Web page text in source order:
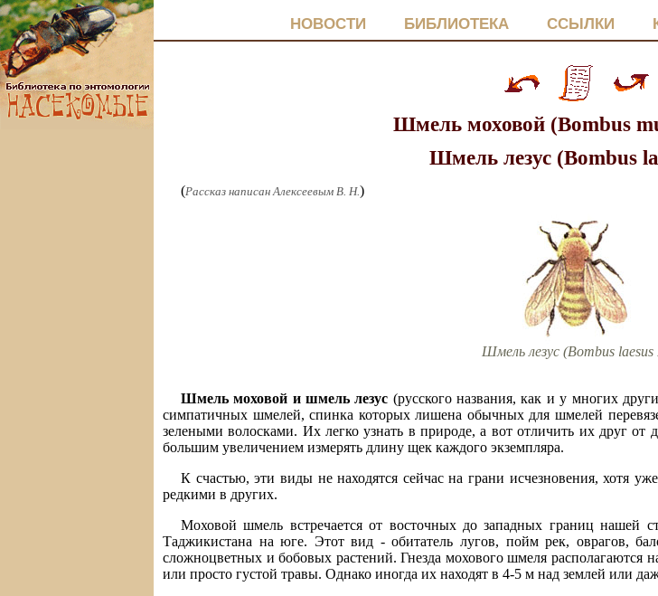
НОВОСТИ БИБЛИОТЕКА ССЫЛКИ
Шмель моховой (Bombus
Шмель лезус (Bombus
(Рассказ написан Алексеевым В. Н.)
Шмель лезус (Bombus laesus
Шмель моховой и шмель лезус (русского названия, как и у многих
симпатичных шмелей, спинка которых лишена обычных для шмелей
зелеными волосками. Их легко узнать в природе, а вот отличить их друг от
большим увеличением измерять длину щек каждого экземпляра.
К счастью, эти виды не находятся сейчас на грани исчезновения, хотя
редкими в других.
Моховой шмель встречается от восточных до западных границ нашей
Таджикистана на юге. Этот вид - обитатель лугов, пойм рек, оврагов,
сложноцветных и бобовых растений. Гнезда мохового шмеля располагаются
или просто густой травы. Однако иногда их находят в 4-5 м над землей или